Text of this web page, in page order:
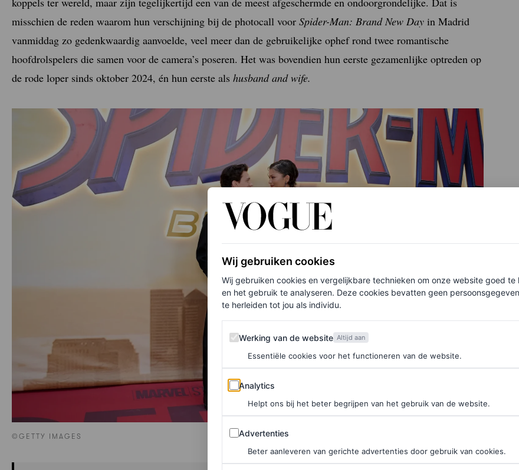
misschien de reden waarom hun verschijning bij de photocall voor Spider-Man: Brand New Day in Madrid
vanmiddag zo gedenkwaardig aanvoelde, veel meer dan de gebruikelijke ophef rond twee romantische
hoofdrolspelers die samen voor de camera’s poseren. Het was bovendien hun eerste gezamenlijke optreden op
de rode loper sinds oktober 2024, én hun eerste als husband and wife.
©GETTY IMAGES
Wij gebruiken cookies
Wij gebruiken cookies en vergelijkbare technieken om onze website goed te
en het gebruik te analyseren. Deze cookies bevatten geen
te herleiden tot jou als individu.
Werking van de website
Werking van de website Altijd aan
Essentiële cookies voor het functioneren van de website.
Analytics
Analytics
Helpt ons bij het beter begrijpen van het gebruik van de website.
Advertenties
Advertenties
Beter aanleveren van gerichte advertenties door gebruik van cookies.